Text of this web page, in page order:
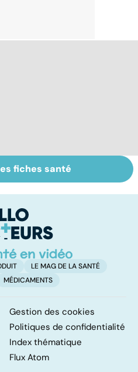
Inflammation des
amygdales : que
d'angine ?
fiches santé
LE MAG DE LA SANTÉ
MÉDICAMENTS
Gestion des cookies
Politiques de confidentialité
Index thématique
Flux Atom